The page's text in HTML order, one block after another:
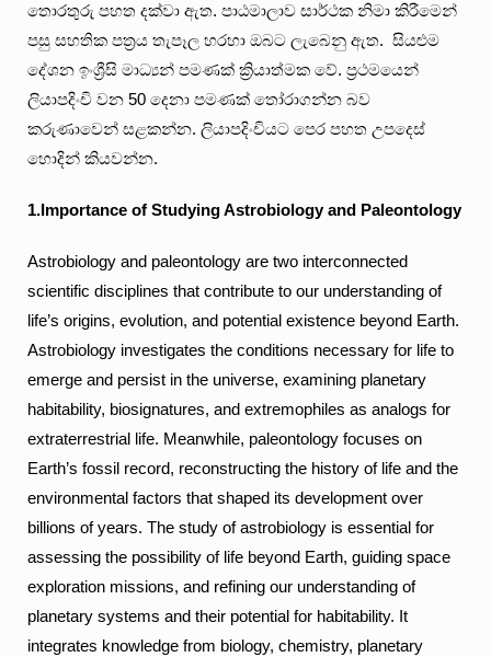
තොරතුරු පහත දක්වා ඇත. පාඨමාලාව සාර්ථක නිමා කිරීමෙන්
පසු සහතික පත්‍රය තැපෑල හරහා ඔබට ලැබෙනු ඇත. සියළුම
දේශන ඉංශ්‍රීසි මාධ්‍යන් පමණක් ක්‍රියාත්මක වේ. ප්‍රථමයෙන්
ලියාපදිංචි වන 50 දෙනා පමණක් තෝරාගන්න බව
කරුණාවෙන් සළකන්න. ලියාපදිංචියට පෙර පහත උපදෙස්
හොදින් කියවන්න.
1.Importance of Studying Astrobiology and Paleontology
Astrobiology and paleontology are two interconnected
scientific disciplines that contribute to our understanding of
life’s origins, evolution, and potential existence beyond Earth.
Astrobiology investigates the conditions necessary for life to
emerge and persist in the universe, examining planetary
habitability, biosignatures, and extremophiles as analogs for
extraterrestrial life. Meanwhile, paleontology focuses on
Earth’s fossil record, reconstructing the history of life and the
environmental factors that shaped its development over
billions of years. The study of astrobiology is essential for
assessing the possibility of life beyond Earth, guiding space
exploration missions, and refining our understanding of
planetary systems and their potential for habitability. It
integrates knowledge from biology, chemistry, planetary